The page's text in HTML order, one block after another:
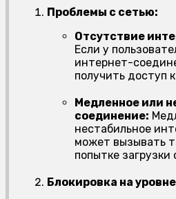
Проблемы с сетью:
Отсутствие
Если у
интернет-
получить доступ
Медленное или
соединение:
нестабильное
может вызывать
попытке загрузки
Блокировка на